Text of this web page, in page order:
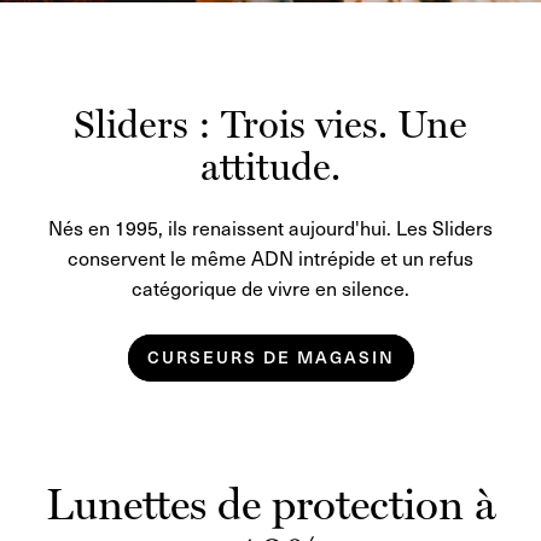
Sliders : Trois vies. Une
attitude.
Nés en 1995, ils renaissent aujourd'hui. Les Sliders
conservent le même ADN intrépide et un refus
catégorique de vivre en silence.
CURSEURS DE MAGASIN
Lunettes de protection à